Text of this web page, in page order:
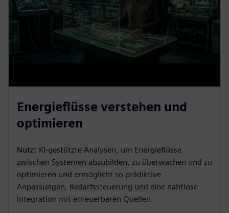
Energieflüsse verstehen und
optimieren
Nutzt KI-gestützte Analysen, um Energieflüsse
zwischen Systemen abzubilden, zu überwachen und zu
optimieren und ermöglicht so prädiktive
Anpassungen, Bedarfssteuerung und eine nahtlose
Integration mit erneuerbaren Quellen.